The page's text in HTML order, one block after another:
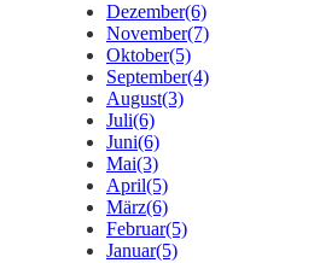
Dezember(6)
November(7)
Oktober(5)
September(4)
August(3)
Juli(6)
Juni(6)
Mai(3)
April(5)
März(6)
Februar(5)
Januar(5)